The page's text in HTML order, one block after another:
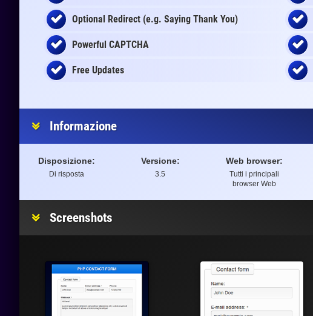
Optional Redirect (e.g. Saying Thank You)
Powerful CAPTCHA
Free Updates
Informazione
Disposizione:
Di risposta
Versione:
3.5
Web browser:
Tutti i principali
browser Web
Screenshots